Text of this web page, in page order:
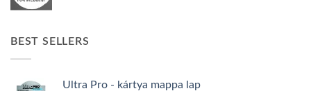
BEST SELLERS
Ultra Pro - kártya mappa lap